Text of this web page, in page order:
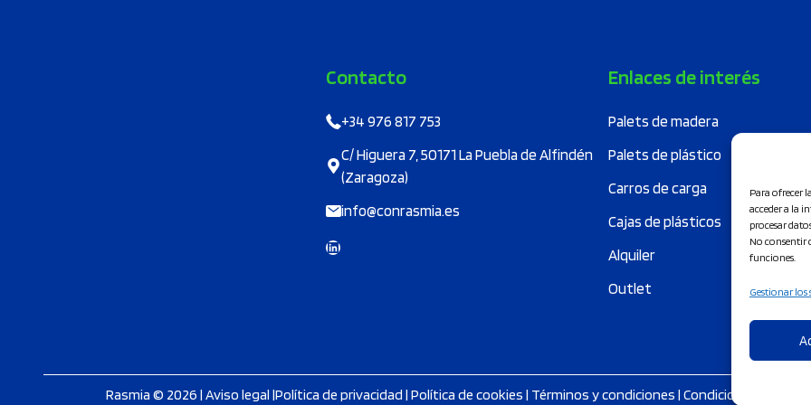
Para ofrecer
acceder a la
procesar
No consentir
funciones.
Gestionar los
Contacto
+34 976 817 753
C/ Higuera 7, 50171 La Puebla de Alfindén
(Zaragoza)
info@conrasmia.es
LinkedIn
Enlaces de interés
Palets de madera
Palets de plástico
Carros de carga
Cajas de plásticos
Alquiler
Outlet
Rasmia © 2026 | Aviso legal |Política de privacidad | Política de cookies | Términos y condiciones | Condiciones de